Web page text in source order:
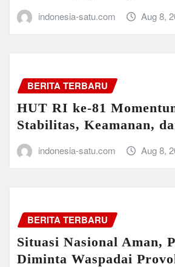
indonesia-satu.com Aug 8,
BERITA TERBARU
HUT RI ke-81
Stabilitas, Keamanan,
indonesia-satu.com Aug 8,
BERITA TERBARU
Situasi Nasional Aman,
Diminta Waspadai